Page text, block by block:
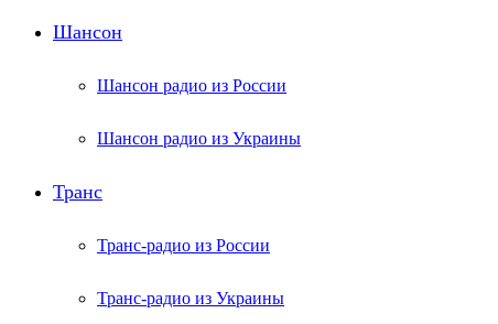
Шансон
Шансон радио из России
Шансон радио из Украины
Транс
Транс-радио из России
Транс-радио из Украины